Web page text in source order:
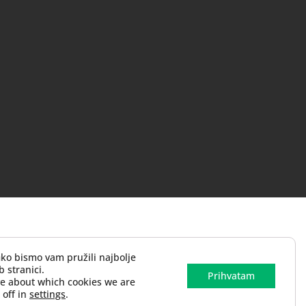
bismo vam pružili najbolje
stranici.
about which cookies we are
off in settings.
Prihvatam